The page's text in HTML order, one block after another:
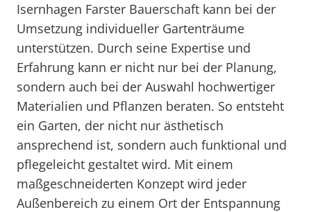
Isernhagen Farster Bauerschaft kann bei der
Umsetzung individueller Gartenträume
unterstützen. Durch seine Expertise und
Erfahrung kann er nicht nur bei der Planung,
sondern auch bei der Auswahl hochwertiger
Materialien und Pflanzen beraten. So entsteht
ein Garten, der nicht nur ästhetisch
ansprechend ist, sondern auch funktional und
pflegeleicht gestaltet wird. Mit einem
maßgeschneiderten Konzept wird jeder
Außenbereich zu einem Ort der Entspannung